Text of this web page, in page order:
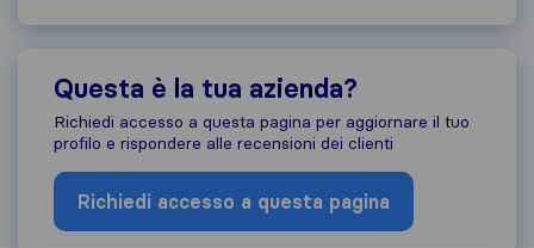
Questa è la tua azienda?
Richiedi accesso a questa pagina per aggiornare il tuo
profilo e rispondere alle recensioni dei clienti
Richiedi accesso a questa pagina